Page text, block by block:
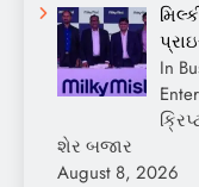
In
શેર બજાર
August 8, 2026